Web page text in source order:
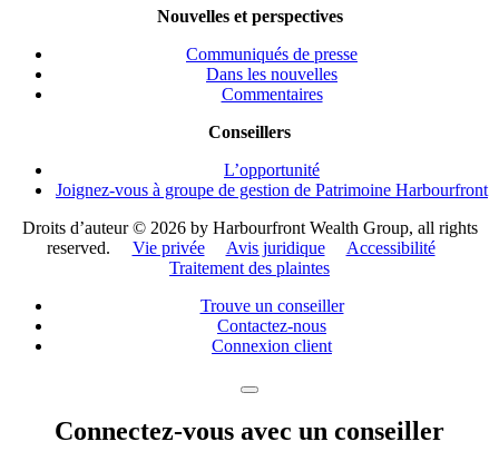
Nouvelles et perspectives
Communiqués de presse
Dans les nouvelles
Commentaires
Conseillers
L’opportunité
Joignez-vous à groupe de gestion de Patrimoine Harbourfront
Droits d’auteur © 2026 by Harbourfront Wealth Group, all rights
reserved. Vie privée Avis juridique
Accessibilité
Traitement des plaintes
Trouve un conseiller
Contactez-nous
Connexion client
Connectez-vous avec un conseiller